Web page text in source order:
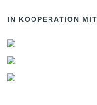
IN KOOPERATION MIT